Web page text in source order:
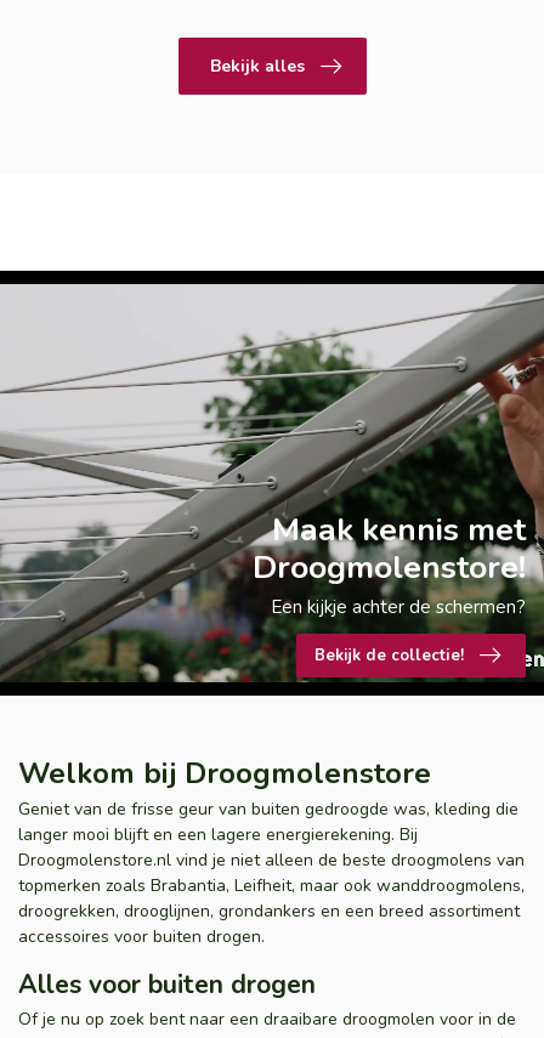
Bekijk alles
Maak kennis met
Droogmolenstore!
Een kijkje achter de schermen?
Bekijk de collectie!
Welkom bij Droogmolenstore
Geniet van de frisse geur van buiten gedroogde was, kleding die
langer mooi blijft en een lagere energierekening. Bij
Droogmolenstore.nl vind je niet alleen de beste droogmolens van
topmerken zoals Brabantia, Leifheit, maar ook wanddroogmolens,
droogrekken, drooglijnen, grondankers en een breed assortiment
accessoires voor buiten drogen.
Alles voor buiten drogen
Of je nu op zoek bent naar een draaibare droogmolen voor in de